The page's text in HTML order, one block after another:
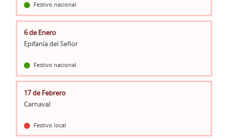
Festivo nacional
6 de Enero
Epifanía del Señor
Festivo nacional
17 de Febrero
Carnaval
Festivo local